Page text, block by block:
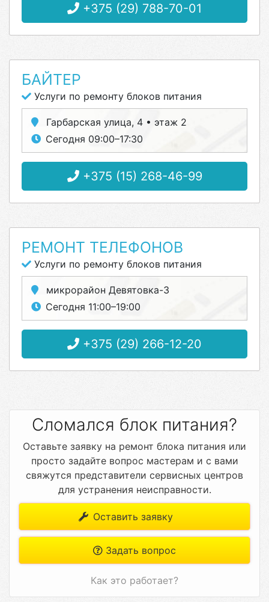
+375 (29) 788-70-01
БАЙТЕР
Услуги по ремонту блоков питания
Гарбарская улица, 4 • этаж 2
Сегодня 09:00–17:30
+375 (15) 268-46-99
РЕМОНТ ТЕЛЕФОНОВ
Услуги по ремонту блоков питания
микрорайон Девятовка-3
Сегодня 11:00–19:00
+375 (29) 266-12-20
Сломался блок питания?
Оставьте заявку на ремонт блока питания или
просто задайте вопрос мастерам и с вами
свяжутся представители сервисных центров
для устранения неисправности.
Оставить заявку
Задать вопрос
Как это работает?